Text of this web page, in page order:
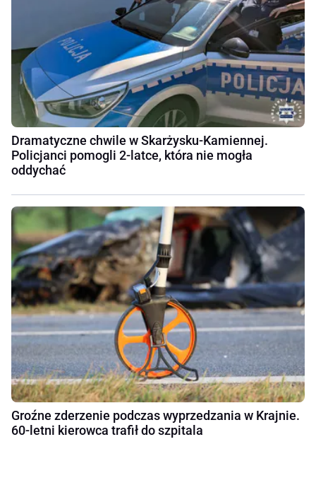
Dramatyczne chwile w Skarżysku-Kamiennej.
Policjanci pomogli 2-latce, która nie mogła
oddychać
Groźne zderzenie podczas wyprzedzania w Krajnie.
60-letni kierowca trafił do szpitala